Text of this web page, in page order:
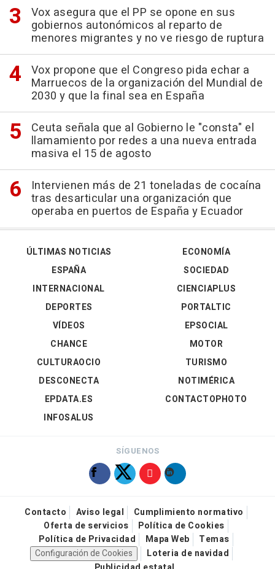
Vox asegura que el PP se opone en sus
gobiernos autonómicos al reparto de
menores migrantes y no ve riesgo de ruptura
Vox propone que el Congreso pida echar a
Marruecos de la organización del Mundial de
2030 y que la final sea en España
Ceuta señala que al Gobierno le "consta" el
llamamiento por redes a una nueva entrada
masiva el 15 de agosto
Intervienen más de 21 toneladas de cocaína
tras desarticular una organización que
operaba en puertos de España y Ecuador
ÚLTIMAS NOTICIAS
ESPAÑA
INTERNACIONAL
DEPORTES
VÍDEOS
ECONOMÍA
SOCIEDAD
CIENCIAPLUS
PORTALTIC
EPSOCIAL
CHANCE
CULTURAOCIO
DESCONECTA
EPDATA.ES
INFOSALUS
MOTOR
TURISMO
NOTIMÉRICA
CONTACTOPHOTO
SÍGUENOS
Contacto Aviso legal
Cumplimiento normativo
Oferta de servicios
Política de Cookies
Política de Privacidad
Mapa Web
Temas
Configuración de Cookies
Loteria de navidad